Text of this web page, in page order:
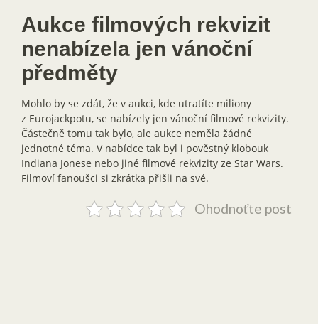
Aukce filmových rekvizit
nenabízela jen vánoční
předměty
Mohlo by se zdát, že v aukci, kde utratíte miliony
z Eurojackpotu, se nabízely jen vánoční filmové rekvizity.
Částečně tomu tak bylo, ale aukce neměla žádné
jednotné téma. V nabídce tak byl i pověstný klobouk
Indiana Jonese nebo jiné filmové rekvizity ze Star Wars.
Filmoví fanoušci si zkrátka přišli na své.
Ohodnoťte post